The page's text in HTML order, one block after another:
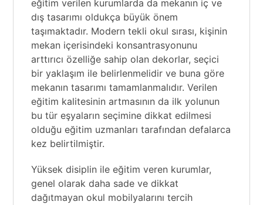
eğitim verilen kurumlarda da mekanın iç ve
dış tasarımı oldukça büyük önem
taşımaktadır. Modern tekli okul sırası, kişinin
mekan içerisindeki konsantrasyonunu
arttırıcı özelliğe sahip olan dekorlar, seçici
bir yaklaşım ile belirlenmelidir ve buna göre
mekanın tasarımı tamamlanmalıdır. Verilen
eğitim kalitesinin artmasının da ilk yolunun
bu tür eşyaların seçimine dikkat edilmesi
olduğu eğitim uzmanları tarafından defalarca
kez belirtilmiştir.
Yüksek disiplin ile eğitim veren kurumlar,
genel olarak daha sade ve dikkat
dağıtmayan okul mobilyalarını tercih